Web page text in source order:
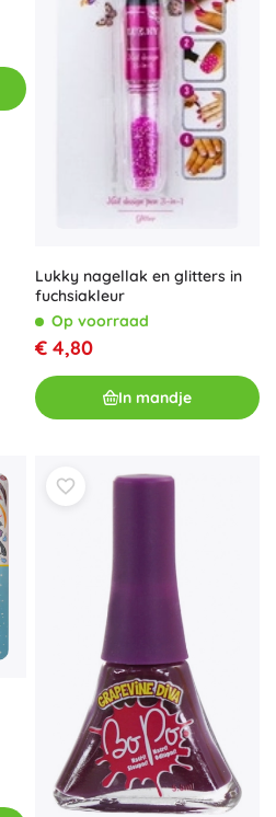
Lukky nagellak en glitters in
fuchsiakleur
Op voorraad
€ 4,80
In mandje